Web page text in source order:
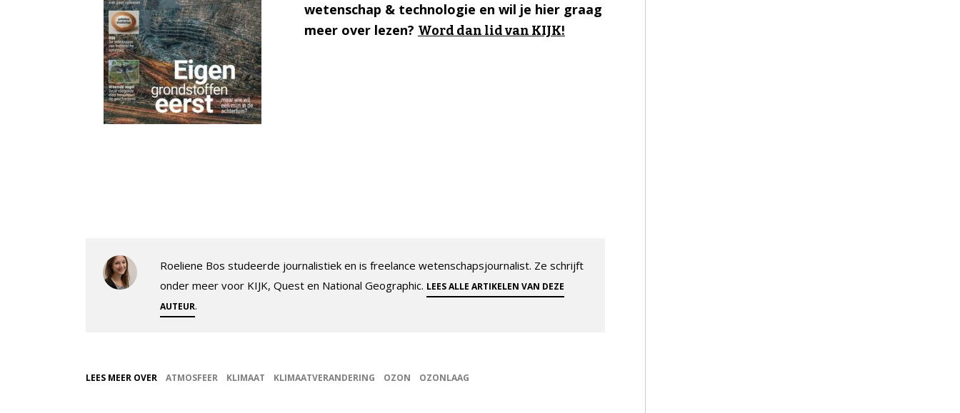
wetenschap & technologie en wil je hier graag
meer over lezen? Word dan lid van KIJK!
Roeliene Bos studeerde journalistiek en is freelance wetenschapsjournalist. Ze schrijft
onder meer voor KIJK, Quest en National Geographic. LEES ALLE ARTIKELEN VAN DEZE
AUTEUR.
LEES MEER OVER ATMOSFEER KLIMAAT KLIMAATVERANDERING OZON OZONLAAG